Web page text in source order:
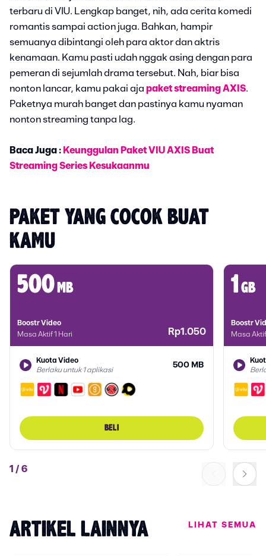
terbaru di VIU. Lengkap banget, nih, ada cerita komedi
romantis sampai action juga. Bahkan, hampir
semuanya dibintangi oleh para aktor dan aktris
kenamaan. Kamu pasti udah nggak asing dengan para
pemeran di sejumlah drama tersebut. Nah, biar bisa
nonton lancar, kamu pakai aja paket streaming AXIS.
Paketnya murah banget dan pastinya kamu nyaman
nonton streaming tanpa lag.
Baca Juga : Keunggulan Paket VIU AXIS Buat
Streaming Series Kesukaanmu
PAKET YANG COCOK BUAT
KAMU
500 mb
Boostr Video
Masa Aktif 1 Hari
Rp1.050
Kuota Video
Berlaku untuk 1 aplikasi
500 MB
BELI
1 gb
Boostr
Masa
1 / 6
ARTIKEL LAINNYA LIHAT SEMUA